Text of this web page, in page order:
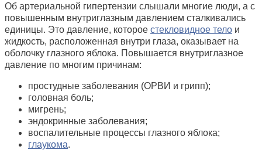
Об артериальной гипертензии слышали многие люди, а с
повышенным внутриглазным давлением сталкивались
единицы. Это давление, которое стекловидное тело и
жидкость, расположенная внутри глаза, оказывает на
оболочку глазного яблока. Повышается внутриглазное
давление по многим причинам:
простудные заболевания (ОРВИ и грипп);
головная боль;
мигрень;
эндокринные заболевания;
воспалительные процессы глазного яблока;
глаукома.